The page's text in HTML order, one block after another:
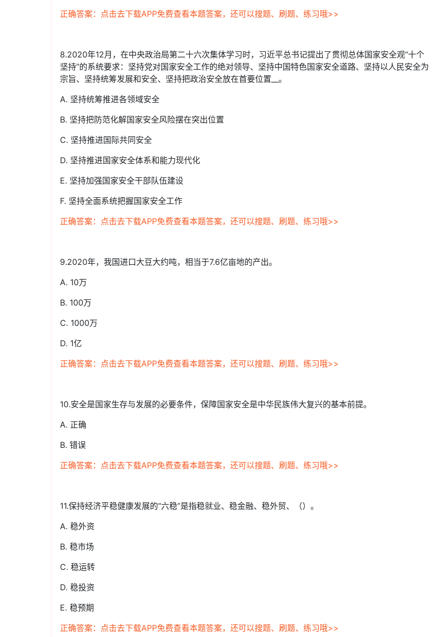
正确答案：点击去下载APP免费查看本题答案，还可以搜题、刷题、练习哦>>
8.2020年12月，在中央政治局第二十六次集体学习时，习近平总书记提出了贯彻总体国家安全观“十个
坚持”的系统要求：坚持党对国家安全工作的绝对领导、坚持中国特色国家安全道路、坚持以人民安全为
宗旨、坚持统筹发展和安全、坚持把政治安全放在首要位置__。
A. 坚持统筹推进各领域安全
B. 坚持把防范化解国家安全风险摆在突出位置
C. 坚持推进国际共同安全
D. 坚持推进国家安全体系和能力现代化
E. 坚持加强国家安全干部队伍建设
F. 坚持全面系统把握国家安全工作
正确答案：点击去下载APP免费查看本题答案，还可以搜题、刷题、练习哦>>
9.2020年，我国进口大豆大约吨，相当于7.6亿亩地的产出。
A. 10万
B. 100万
C. 1000万
D. 1亿
正确答案：点击去下载APP免费查看本题答案，还可以搜题、刷题、练习哦>>
10.安全是国家生存与发展的必要条件，保障国家安全是中华民族伟大复兴的基本前提。
A. 正确
B. 错误
正确答案：点击去下载APP免费查看本题答案，还可以搜题、刷题、练习哦>>
11.保持经济平稳健康发展的“六稳”是指稳就业、稳金融、稳外贸、（）。
A. 稳外资
B. 稳市场
C. 稳运转
D. 稳投资
E. 稳预期
正确答案：点击去下载APP免费查看本题答案，还可以搜题、刷题、练习哦>>